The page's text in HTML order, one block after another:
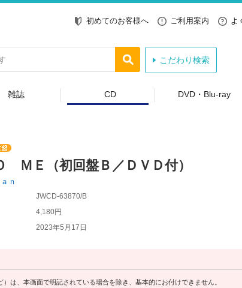
初めてのお客様へ ご利用案内 よ
こだわり検索
雑誌 CD DVD・Blu-ray
ＭＥ（初回盤Ｂ／ＤＶＤ付）
ｎ
JWCD-63870/B
4,180円
2023年5月17日
は、本画面で明記されている場合を除き、基本的にお付けできません。